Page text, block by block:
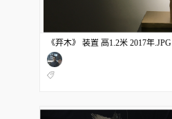
《弃木》 装置 高1.2米 2017年.JPG